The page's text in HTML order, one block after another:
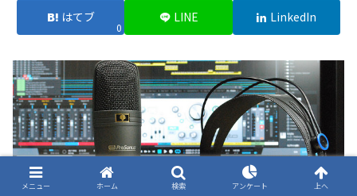
はてブ
0
LINE LinkedIn
メニュー ホーム 検索 アンケート 上へ